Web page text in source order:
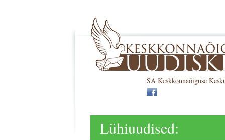
SA Keskkonnaõiguse
Lühiuudised: